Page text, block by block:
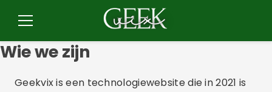
naar
inhoud
Menu
Wie we zijn
Geekvix is een technologiewebsite die in 2021 is